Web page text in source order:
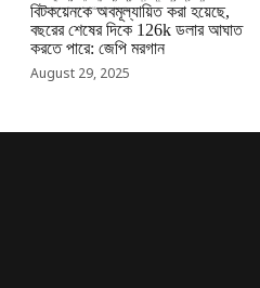
বিটকয়েনকে অবমূল্যায়িত করা হয়েছে,
বছরের শেষের দিকে 126k ডলার আঘাত
করতে পারে: জেপি মরগান
August 29, 2025